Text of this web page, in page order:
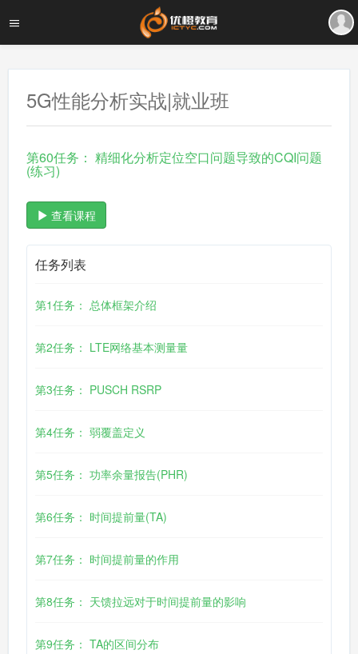
5G性能分析实战|就业班
第60任务： 精细化分析定位空口问题导致的CQI问题
(练习)
查看课程
任务列表
第1任务： 总体框架介绍
第2任务： LTE网络基本测量量
第3任务： PUSCH RSRP
第4任务： 弱覆盖定义
第5任务： 功率余量报告(PHR)
第6任务： 时间提前量(TA)
第7任务： 时间提前量的作用
第8任务： 天馈拉远对于时间提前量的影响
第9任务： TA的区间分布